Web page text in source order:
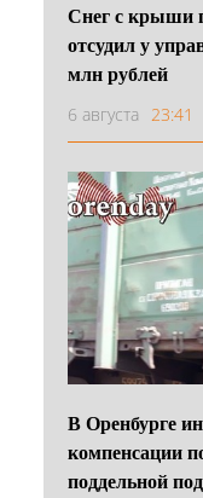
Снег с крыши
отсудил у
млн рублей
6 августа 23:41
В Оренбурге
компенсации
поддельной